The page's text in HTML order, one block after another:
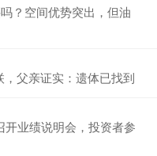
？空间优势突出，但油
父亲证实：遗体已找到
开业绩说明会，投资者参